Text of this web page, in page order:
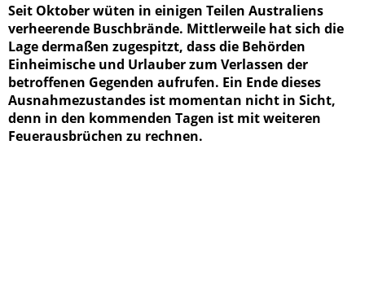
Seit Oktober wüten in einigen Teilen Australiens
verheerende Buschbrände. Mittlerweile hat sich die
Lage dermaßen zugespitzt, dass die Behörden
Einheimische und Urlauber zum Verlassen der
betroffenen Gegenden aufrufen. Ein Ende dieses
Ausnahmezustandes ist momentan nicht in Sicht,
denn in den kommenden Tagen ist mit weiteren
Feuerausbrüchen zu rechnen.